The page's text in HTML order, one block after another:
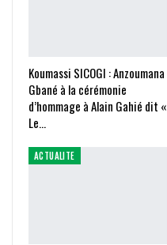
Koumassi SICOGI : Anzoumana
Gbané à la cérémonie
d’hommage à Alain Gahié dit «
Le…
ACTUALITE